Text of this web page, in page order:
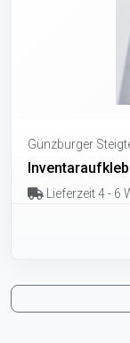
Günzburger
Lieferzeit 4 - 6